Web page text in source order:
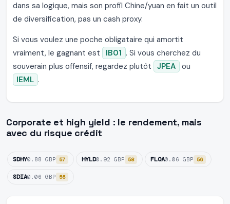
dans sa logique, mais son profil Chine/yuan en fait un outil
de diversification, pas un cash proxy.
Si vous voulez une poche obligataire qui amortit
vraiment, le gagnant est
IB01 . Si vous cherchez du
souverain plus offensif, regardez plutôt
JPEA ou
IEML .
Corporate et high yield : le rendement, mais
avec du risque crédit
SDHY0.88 GBP 57 HYLD0.92 GBP 58 FLOA0.06 GBP 56
SDIA0.06 GBP 56